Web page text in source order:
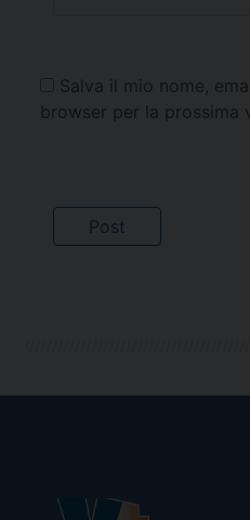
Salva il mio nome,
browser per la prossima